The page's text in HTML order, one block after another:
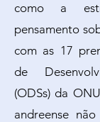
como a
pensamento
com as 17
de
(ODSs) da
andreense